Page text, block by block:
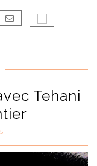
Tehani